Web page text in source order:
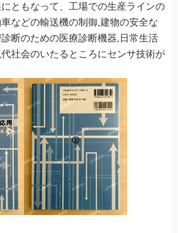
ともなって、工場での生産ラインの
などの輸送機の制御,建物の安全な
断のための医療診断機器,日常生活
社会のいたるところにセンサ技術が